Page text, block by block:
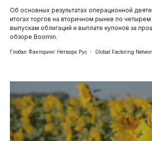
Об основных результатах операционной
итогах торгов на вторичном рынке по
выпускам облигаций и выплате купонов за
обзоре Boomin.
Глобал Факторинг Нетворк Рус Global Factoring